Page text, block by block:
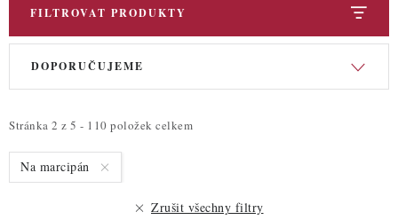
NOVÉ ZBOŽÍ
Hodnocení obchodu
Blog
Moje objednávka
Podmínky ochrany osobních údajů
FILTROVAT PRODUKTY
V
i
s
p
Stránka 2 z 5 - 110 položek celkem
Ř
e
n
í
DOPORUČUJEME
Na marcipán
Zrušit všechny filtry